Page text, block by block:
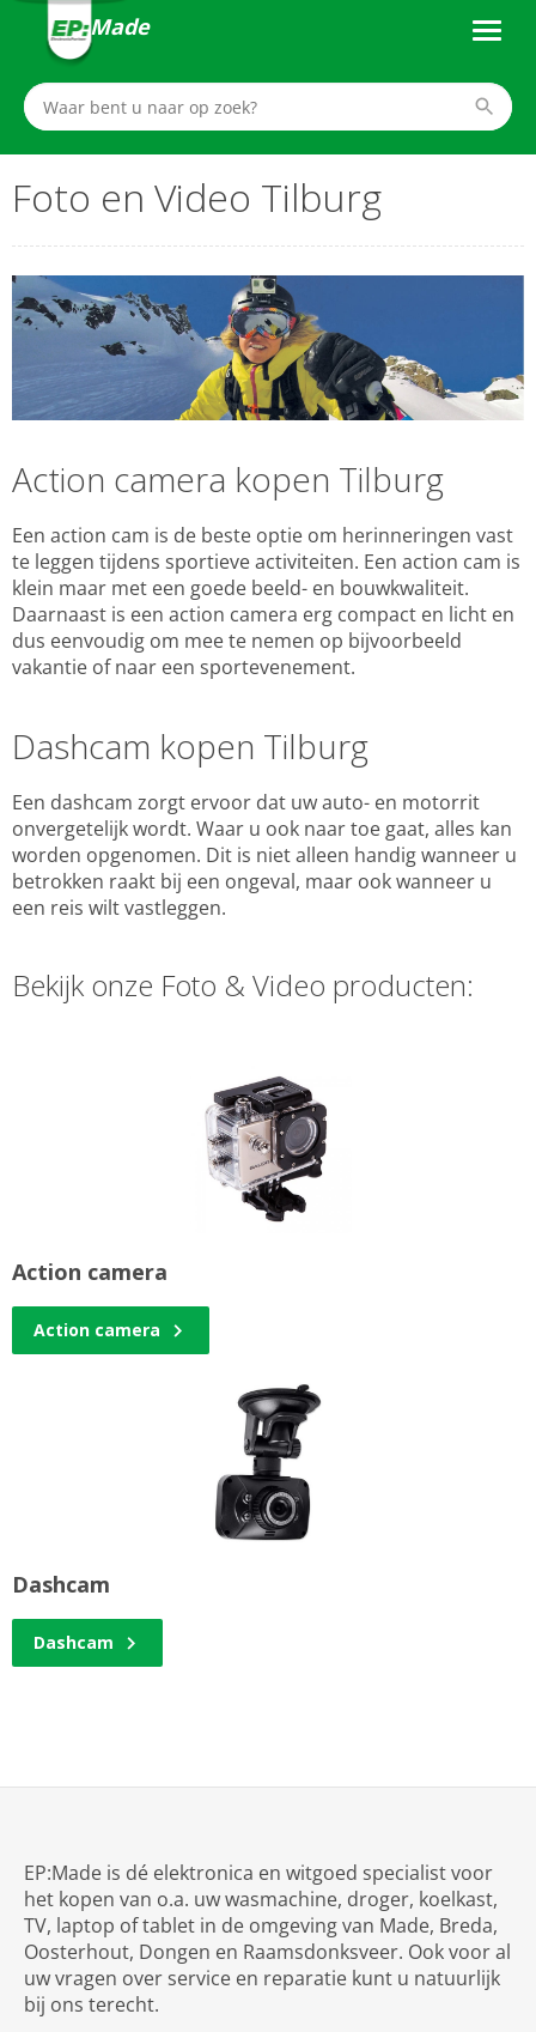
Made
Foto en Video Tilburg
Action camera kopen Tilburg
Een action cam is de beste optie om herinneringen vast
te leggen tijdens sportieve activiteiten. Een action cam is
klein maar met een goede beeld- en bouwkwaliteit.
Daarnaast is een action camera erg compact en licht en
dus eenvoudig om mee te nemen op bijvoorbeeld
vakantie of naar een sportevenement.
Dashcam kopen Tilburg
Een dashcam zorgt ervoor dat uw auto- en motorrit
onvergetelijk wordt. Waar u ook naar toe gaat, alles kan
worden opgenomen. Dit is niet alleen handig wanneer u
betrokken raakt bij een ongeval, maar ook wanneer u
een reis wilt vastleggen.
Bekijk onze Foto & Video producten:
Action camera
Action camera
Dashcam
Dashcam
EP:Made is dé elektronica en witgoed specialist voor
het kopen van o.a. uw wasmachine, droger, koelkast,
TV, laptop of tablet in de omgeving van Made, Breda,
Oosterhout, Dongen en Raamsdonksveer. Ook voor al
uw vragen over service en reparatie kunt u natuurlijk
bij ons terecht.